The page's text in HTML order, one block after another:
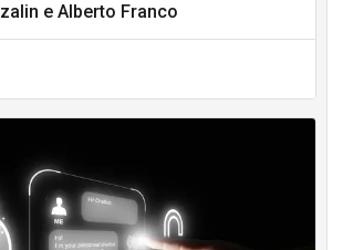
e Alberto Franco